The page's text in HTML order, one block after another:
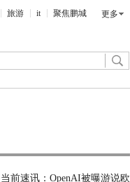
旅游 it 聚焦鹏城 更多
当前速讯：OpenAI被曝游说欧